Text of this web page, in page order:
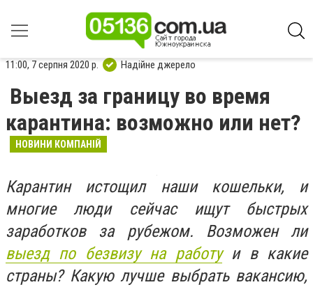
11:00, 7 серпня 2020 р. Надійне джерело
Выезд за границу во время
карантина: возможно или нет?
НОВИНИ КОМПАНІЙ
Карантин истощил наши кошельки, и
многие люди сейчас ищут быстрых
заработков за рубежом. Возможен ли
выезд по безвизу на работуи в какие
страны? Какую лучше выбрать вакансию,